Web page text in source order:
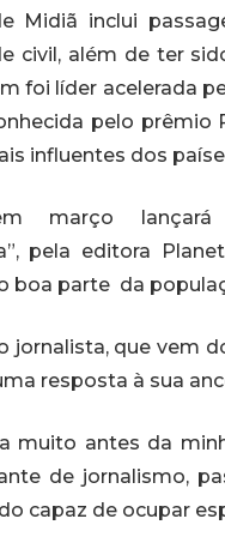
Midiã inclui
civil, além de ter
foi líder acelerada
pelo prêmio
influentes dos
março
pela editora
boa parte da
jornalista, que vem
resposta à sua
muito antes da
de jornalismo,
capaz de ocupar